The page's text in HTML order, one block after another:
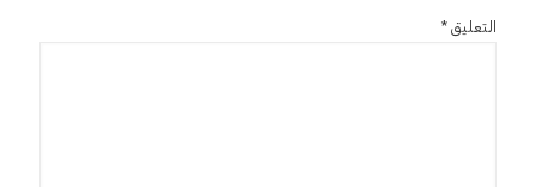
التعليق*